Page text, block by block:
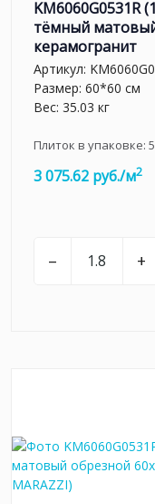
KM6060G0531R
тёмный
керамогранит
Артикул:
Размер: 60*60 см
Вес: 35.03 кг
Плиток в упаковке: 5
3 075.62 руб./м2
– +